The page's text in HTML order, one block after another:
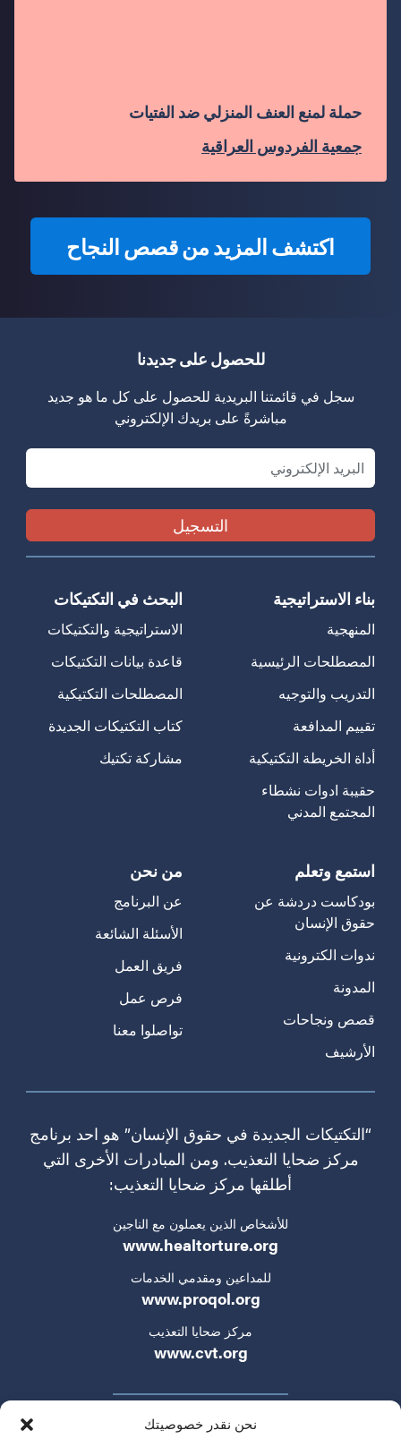
نحن نقدر خصوصيتك
حملة لمنع العنف المنزلي ضد الفتيات
جمعية الفردوس العراقية
اكتشف المزيد من قصص النجاح
للحصول على جديدنا
سجل في قائمتنا البريدية للحصول على كل ما هو جديد
مباشرةً على بريدك الإلكتروني
Email
بناء الاستراتيجية
المنهجية
المصطلحات الرئيسية
التدريب والتوجيه
تقييم المدافعة
أداة الخريطة التكتيكية
حقيبة ادوات نشطاء
المجتمع المدني
البحث في التكتيكات
الاستراتيجية والتكتيكات
قاعدة بيانات التكتيكات
المصطلحات التكتيكية
كتاب التكتيكات الجديدة
مشاركة تكتيك
استمع وتعلم
بودكاست دردشة عن
حقوق الإنسان
ندوات الكترونية
المدونة
قصص ونجاحات
الأرشيف
من نحن
عن البرنامج
الأسئلة الشائعة
فريق العمل
فرص عمل
تواصلوا معنا
“التكتيكات الجديدة في حقوق الإنسان” هو احد برنامج
مركز ضحايا التعذيب. ومن المبادرات الأخرى التي
أطلقها مركز ضحايا التعذيب:
للأشخاص الذين يعملون مع الناجين
www.healtorture.org
للمداعين ومقدمي الخدمات
www.proqol.org
مركز ضحايا التعذيب
www.cvt.org